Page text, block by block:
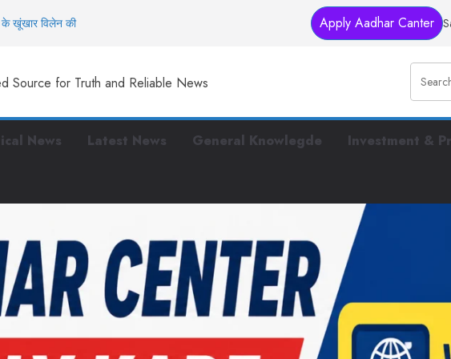
के खूंखार विलेन की
तैयार
पर बीच सड़क पर
Apply Aadhar Canter
Source for Truth and Reliable News
News Latest News General Knowlegde Investment &